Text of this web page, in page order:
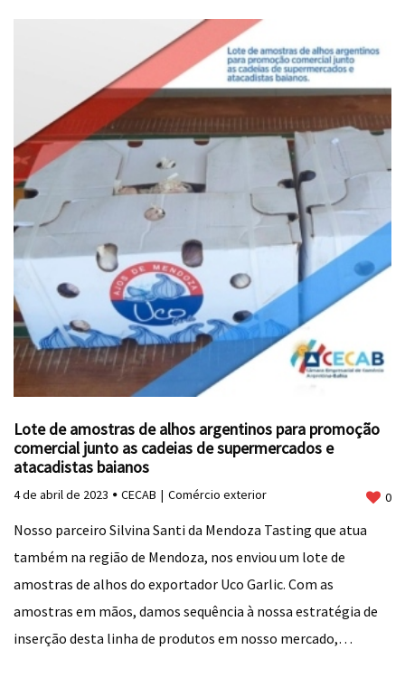
Lote de amostras de alhos argentinos para promoção
comercial junto as cadeias de supermercados e
atacadistas baianos
4 de abril de 2023 CECAB Comércio exterior 0
Nosso parceiro Silvina Santi da Mendoza Tasting que atua
também na região de Mendoza, nos enviou um lote de
amostras de alhos do exportador Uco Garlic. Com as
amostras em mãos, damos sequência à nossa estratégia de
inserção desta linha de produtos em nosso mercado,…